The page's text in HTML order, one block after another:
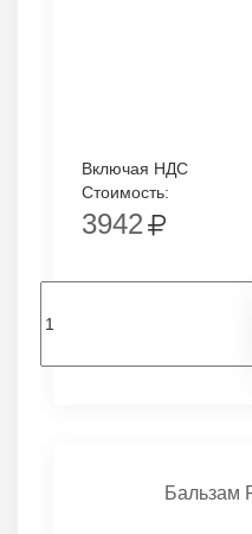
Включая НДС
Стоимость:
3942
Бальзам